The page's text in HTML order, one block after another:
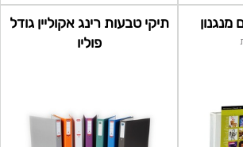
תיקי טבעות רינג אקוליין גודל
פוליו